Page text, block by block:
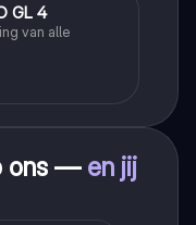
GL 4
van alle
ons — en jij